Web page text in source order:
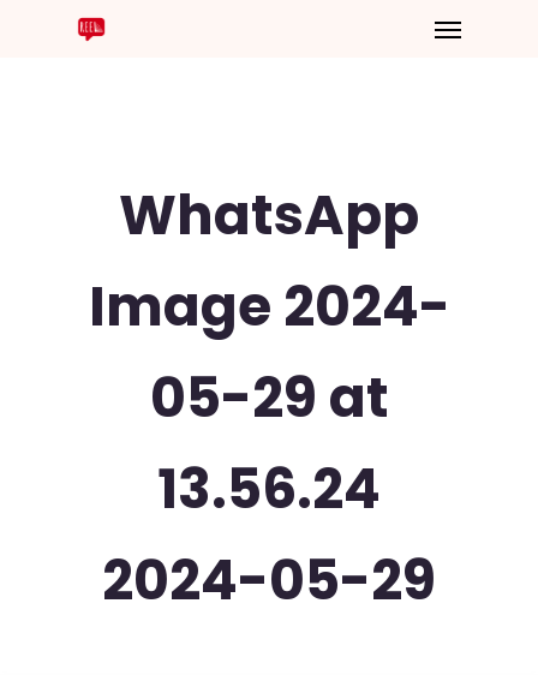
WhatsApp
Image 2024-
05-29 at
13.56.24
2024-05-29